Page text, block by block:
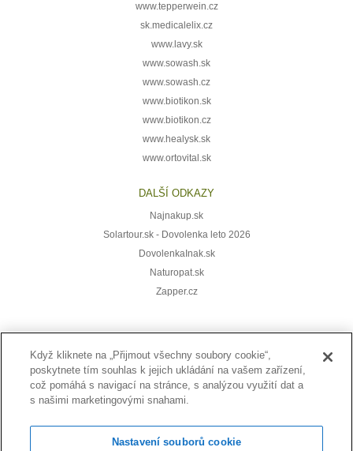
www.tepperwein.cz
sk.medicalelix.cz
www.lavy.sk
www.sowash.sk
www.sowash.cz
www.biotikon.sk
www.biotikon.cz
www.healysk.sk
www.ortovital.sk
DALŠÍ ODKAZY
Najnakup.sk
Solartour.sk - Dovolenka leto 2026
DovolenkaInak.sk
Naturopat.sk
Zapper.cz
Přihlaste se k odběru novinek:
Když kliknete na „Přijmout všechny soubory cookie“,
poskytnete tím souhlas k jejich ukládání na vašem zařízení,
což pomáhá s navigací na stránce, s analýzou využití dat a
s našimi marketingovými snahami.
Nastavení souborů cookie